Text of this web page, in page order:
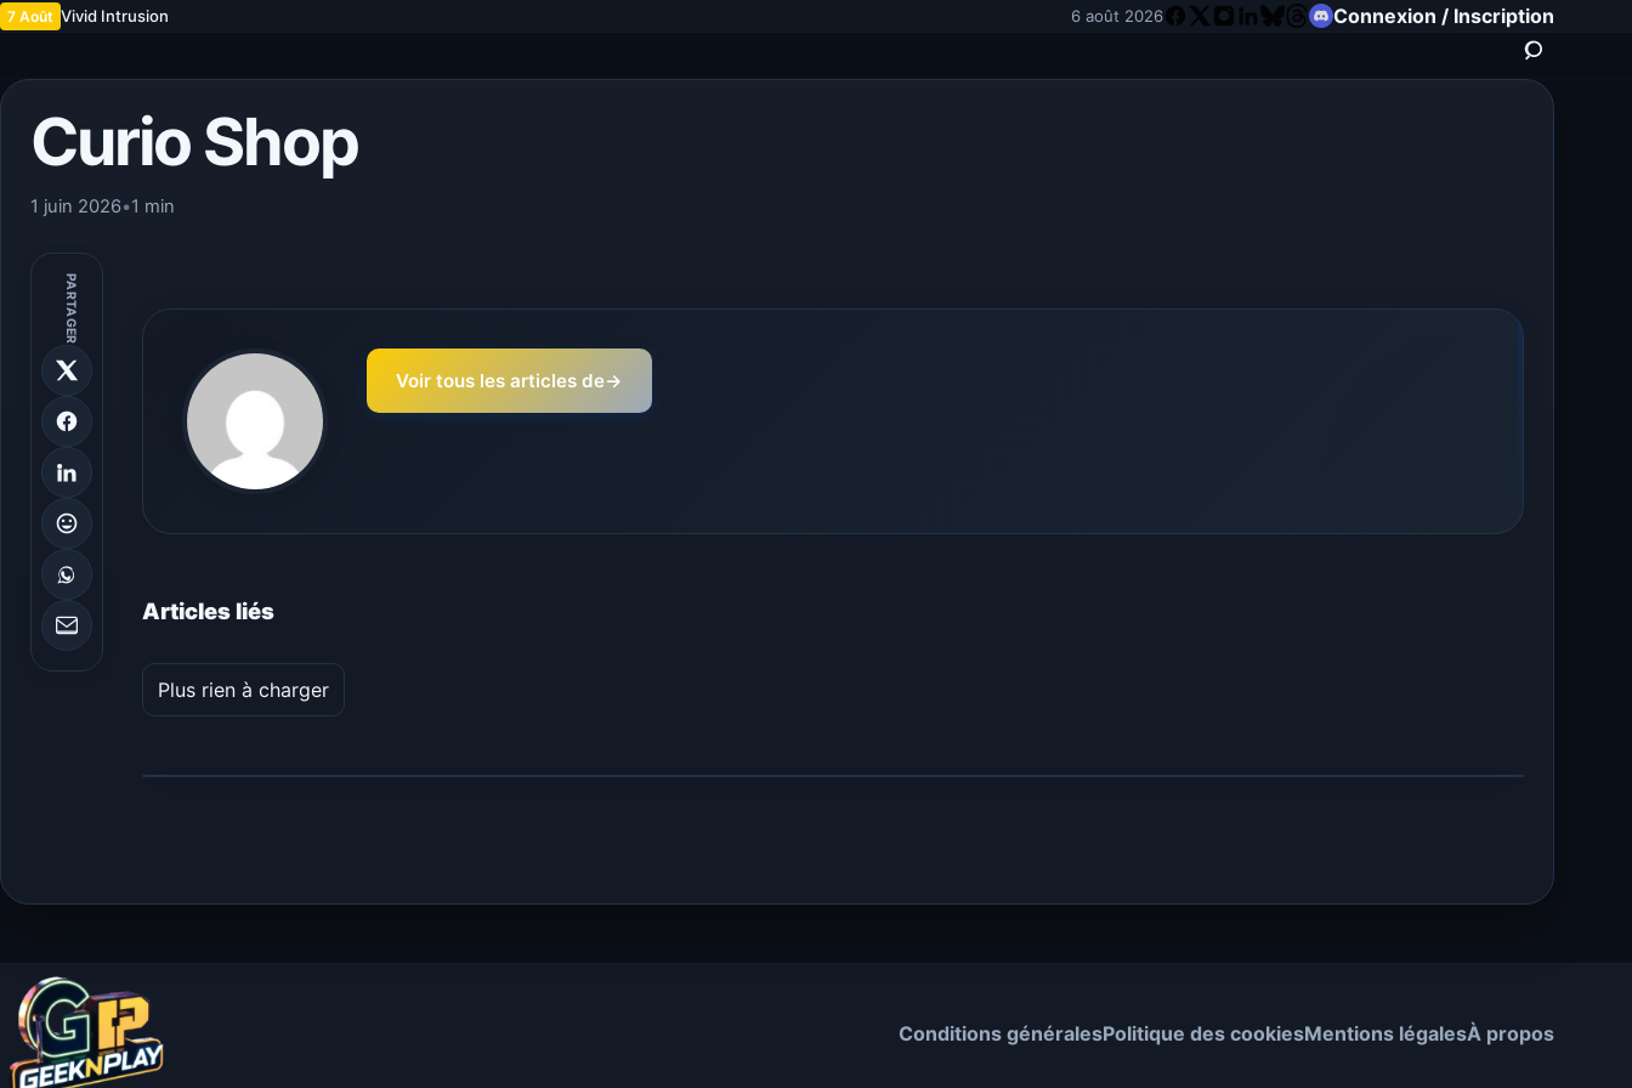
7 Août Vivid Intrusion 6 août 2026 Connexion / Inscription
Curio Shop
1 juin 2026•1 min
PARTAGER
Voir tous les articles de→
Articles liés
Plus rien à charger
Conditions généralesPolitique des cookiesMentions légalesÀ propos